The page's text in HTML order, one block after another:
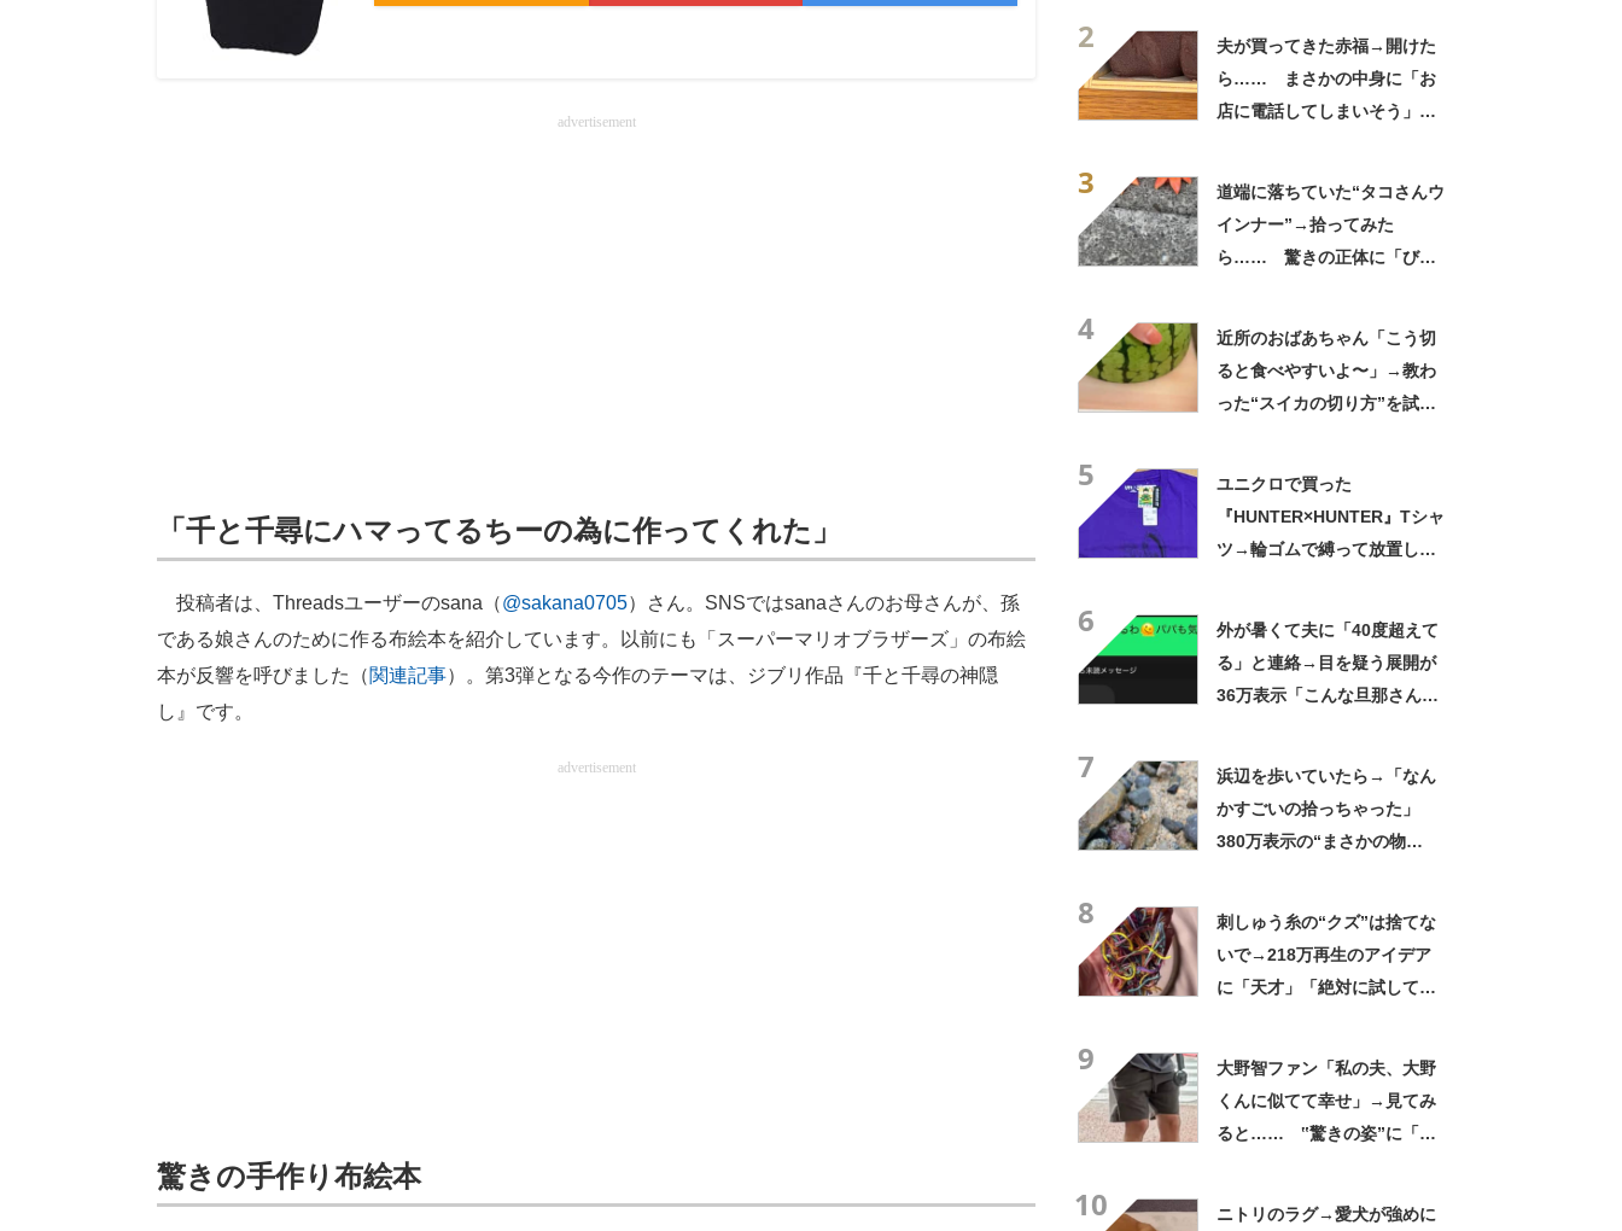
advertisement
「千と千尋にハマってるちーの為に作ってくれた」
投稿者は、Threadsユーザーのsana（@sakana0705）さん。SNSではsanaさんのお母さんが、孫
である娘さんのために作る布絵本を紹介しています。以前にも「スーパーマリオブラザーズ」の布絵
本が反響を呼びました（関連記事）。第3弾となる今作のテーマは、ジブリ作品『千と千尋の神隠
し』です。
advertisement
驚きの手作り布絵本
2
夫が買ってきた赤福→開けた
ら…… まさかの中身に「お
店に電話してしまいそう」
3
道端に落ちていた“タコさんウ
インナー”→拾ってみた
ら…… 驚きの正体に「びっ
4
近所のおばあちゃん「こう切
ると食べやすいよ〜」→教わ
った“スイカの切り方”を試し
5
ユニクロで買った
『HUNTER×HUNTER』Tシャ
ツ→輪ゴムで縛って放置した
6
外が暑くて夫に「40度超えて
る」と連絡→目を疑う展開が
36万表示「こんな旦那さん羨
7
浜辺を歩いていたら→「なん
かすごいの拾っちゃった」
380万表示の“まさかの物
8
刺しゅう糸の“クズ”は捨てな
いで→218万再生のアイデア
に「天才」「絶対に試してみ
9
大野智ファン「私の夫、大野
くんに似てて幸せ」→見てみ
ると…… ‟驚きの姿”に「最
10
ニトリのラグ→愛犬が強めに